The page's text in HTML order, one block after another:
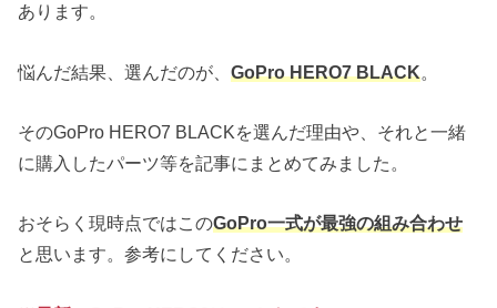
あります。
悩んだ結果、選んだのが、GoPro HERO7 BLACK。
そのGoPro HERO7 BLACKを選んだ理由や、それと一緒
に購入したパーツ等を記事にまとめてみました。
おそらく現時点ではこのGoPro一式が最強の組み合わせ
と思います。参考にしてください。